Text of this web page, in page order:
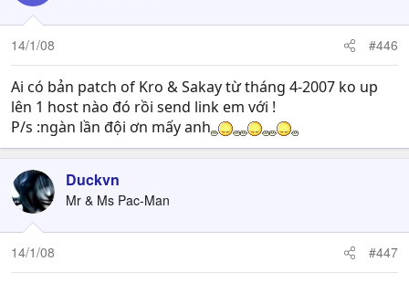
14/1/08 #446
Ai có bản patch of Kro & Sakay từ tháng 4-2007 ko up
lên 1 host nào đó rồi send link em với !
P/s :ngàn lần đội ơn mấy anh
Duckvn
Mr & Ms Pac-Man
14/1/08 #447